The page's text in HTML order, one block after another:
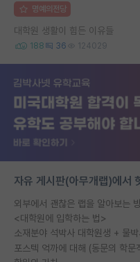
명예의전당
대학원 생활이 힘든 이유들
188 36 124029
자유 게시판(아무개랩)에서
외부에서 괜찮은 랩을 알아보는
<대학원에 입학하는 법>
소재분야 석박사 대학원생 + 물